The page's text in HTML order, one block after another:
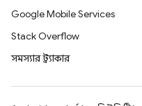
Google Mobile Services
Stack Overflow
সমস্যার ট্র্যাকার